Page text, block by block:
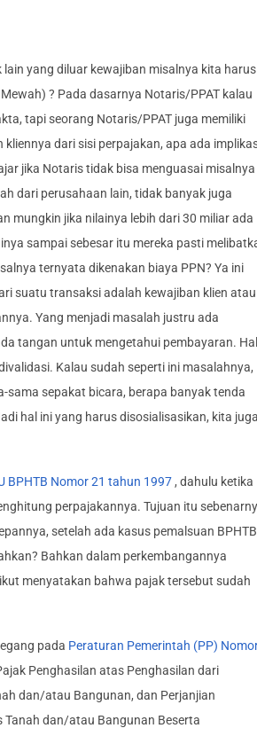
yang diluar kewajiban misalnya kita harus
? Pada dasarnya Notaris/PPAT kalau
tapi seorang Notaris/PPAT juga memiliki
dari sisi perpajakan, apa ada
jika Notaris tidak bisa menguasai misalnya
dari perusahaan lain, tidak banyak juga
mungkin jika nilainya lebih dari 30 miliar ada
sampai sebesar itu mereka pasti
ternyata dikenakan biaya PPN? Ya ini
suatu transaksi adalah kewajiban klien atau
Yang menjadi masalah justru ada
tangan untuk mengetahui pembayaran. Hal
Kalau sudah seperti ini masalahnya,
sepakat bicara, berapa banyak tenda
hal ini yang harus disosialisasikan, kita juga
BPHTB Nomor 21 tahun 1997 , dahulu ketika
perpajakannya. Tujuan itu
setelah ada kasus pemalsuan
Bahkan dalam perkembangannya
menyatakan bahwa pajak tersebut sudah
pada Peraturan Pemerintah (PP)
Penghasilan atas Penghasilan dari
dan/atau Bangunan, dan Perjanjian
Tanah dan/atau Bangunan Beserta